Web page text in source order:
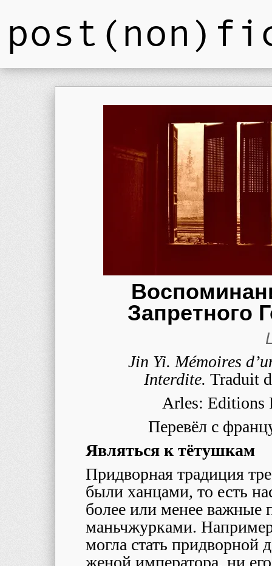
Запретного
Jin Yi. Mémoires
Interdite. Traduit
Arles: Editions
Перевёл с
Являться к тётушкам
Придворная традиция
были ханцами, то есть
более или менее важные
маньчжурками.
могла стать придворной
женой императора, ни